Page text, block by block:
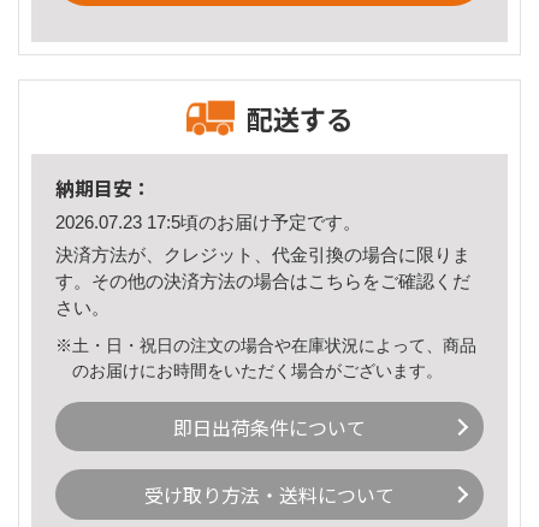
配送する
納期目安：
2026.07.23 17:5頃のお届け予定です。
決済方法が、クレジット、代金引換の場合に限りま
す。その他の決済方法の場合はこちら をご確認くだ
さい。
※土・日・祝日の注文の場合や在庫状況によって、商品
のお届けにお時間をいただく場合がございます。
即日出荷条件について
受け取り方法・送料について